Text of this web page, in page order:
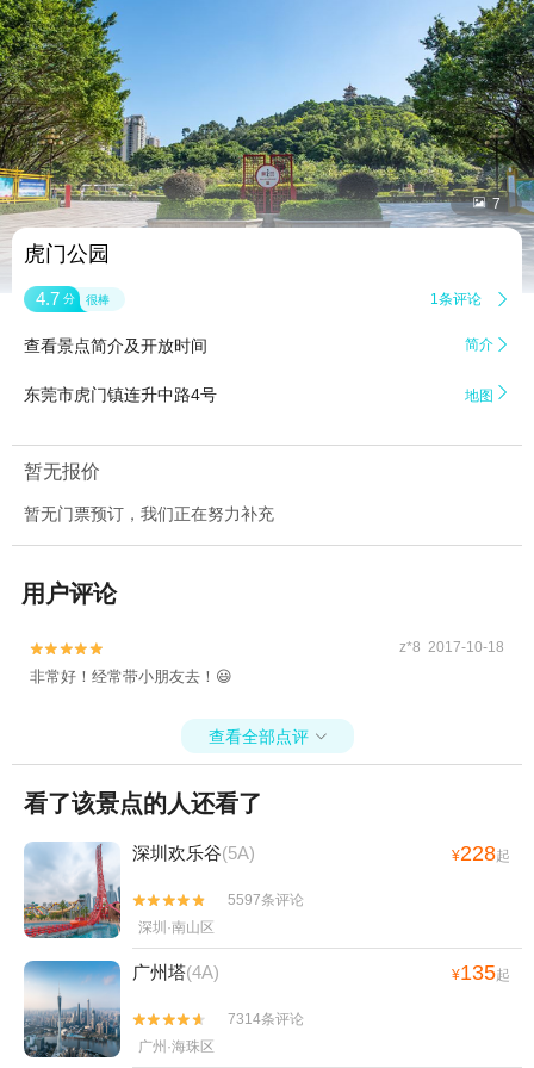
 7
虎门公园
4.7 分 很棒 1条评论 
查看景点简介及开放时间 简介 
东莞市虎门镇连升中路4号 地图 
暂无报价
暂无门票预订，我们正在努力补充
用户评论

 z*8 2017-10-18
非常好！经常带小朋友去！😃
查看全部点评 
看了该景点的人还看了
深圳欢乐谷(5A) ¥228起


5597条评论
深圳·南山区
广州塔(4A) ¥135起


7314条评论
广州·海珠区
